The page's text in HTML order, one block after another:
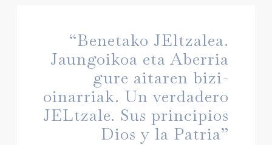
“Benetako JEltzalea.
Jaungoikoa eta Aberria
gure aitaren bizi-
oinarriak. Un verdadero
JELtzale. Sus principios
Dios y la Patria”